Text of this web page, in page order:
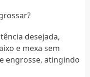
desejada,
e mexa sem
engrosse, atingindo